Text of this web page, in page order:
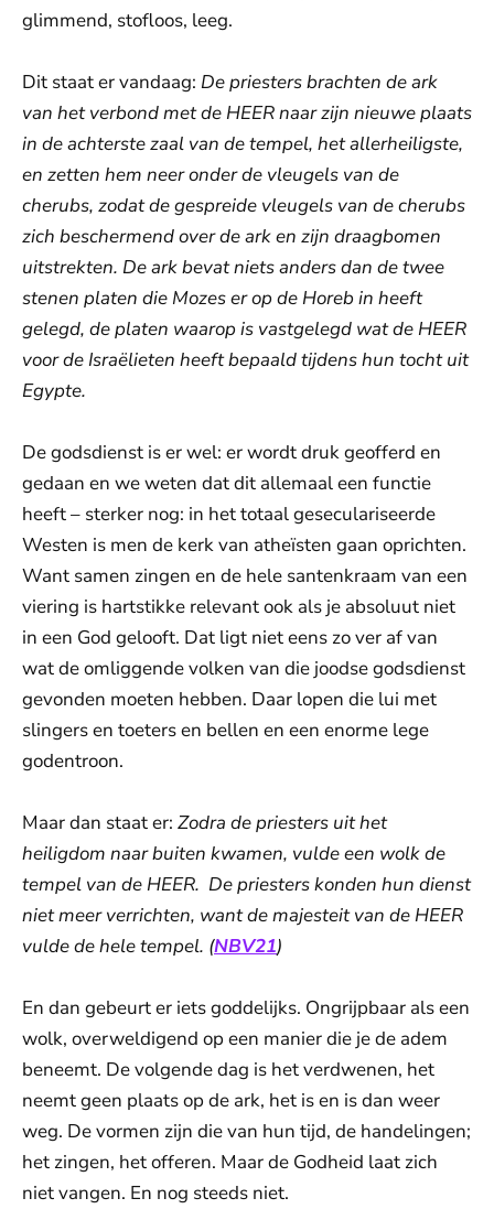
glimmend, stofloos, leeg.
Dit staat er vandaag: De priesters brachten de ark
van het verbond met de HEER naar zijn nieuwe plaats
in de achterste zaal van de tempel, het allerheiligste,
en zetten hem neer onder de vleugels van de
cherubs, zodat de gespreide vleugels van de cherubs
zich beschermend over de ark en zijn draagbomen
uitstrekten. De ark bevat niets anders dan de twee
stenen platen die Mozes er op de Horeb in heeft
gelegd, de platen waarop is vastgelegd wat de HEER
voor de Israëlieten heeft bepaald tijdens hun tocht uit
Egypte.
De godsdienst is er wel: er wordt druk geofferd en
gedaan en we weten dat dit allemaal een functie
heeft – sterker nog: in het totaal geseculariseerde
Westen is men de kerk van atheïsten gaan oprichten.
Want samen zingen en de hele santenkraam van een
viering is hartstikke relevant ook als je absoluut niet
in een God gelooft. Dat ligt niet eens zo ver af van
wat de omliggende volken van die joodse godsdienst
gevonden moeten hebben. Daar lopen die lui met
slingers en toeters en bellen en een enorme lege
godentroon.
Maar dan staat er: Zodra de priesters uit het
heiligdom naar buiten kwamen, vulde een wolk de
tempel van de HEER. De priesters konden hun dienst
niet meer verrichten, want de majesteit van de HEER
vulde de hele tempel. (NBV21)
En dan gebeurt er iets goddelijks. Ongrijpbaar als een
wolk, overweldigend op een manier die je de adem
beneemt. De volgende dag is het verdwenen, het
neemt geen plaats op de ark, het is en is dan weer
weg. De vormen zijn die van hun tijd, de handelingen;
het zingen, het offeren. Maar de Godheid laat zich
niet vangen. En nog steeds niet.